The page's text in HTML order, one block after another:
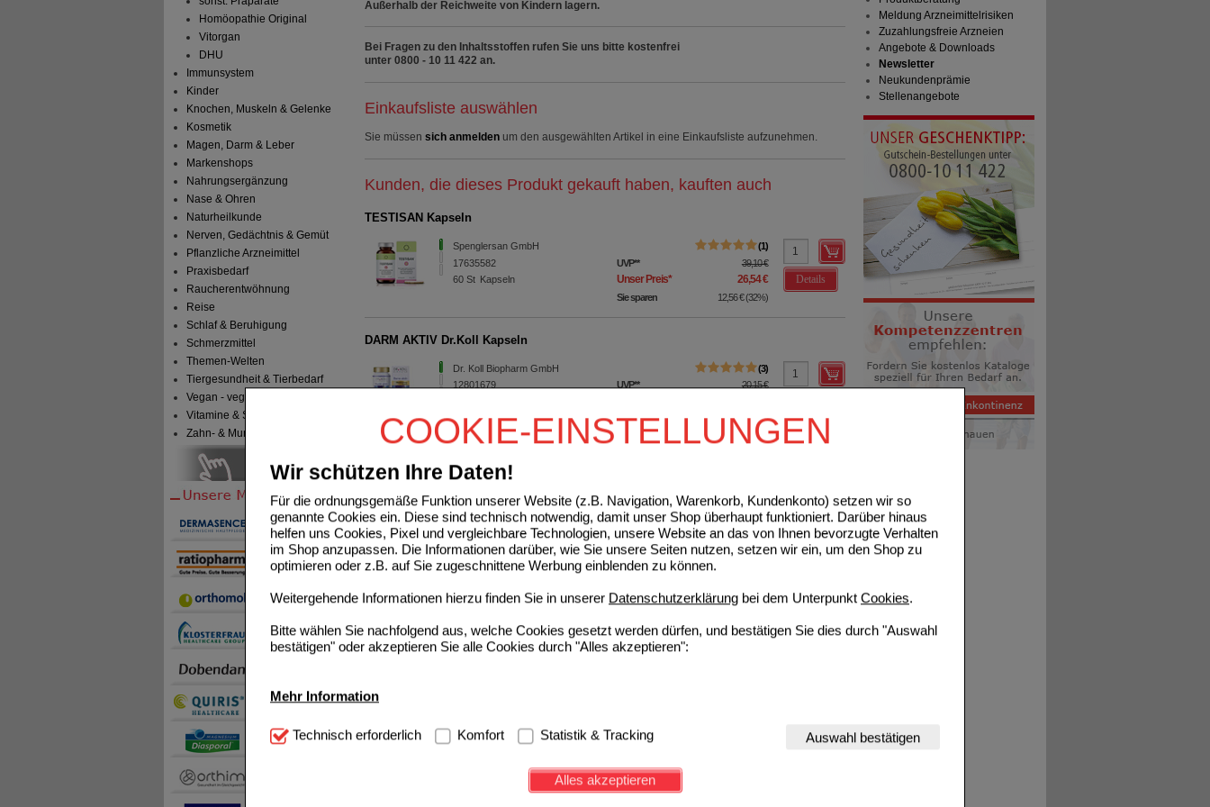
COOKIE-EINSTELLUNGEN
Wir schützen Ihre Daten!
Für die ordnungsgemäße Funktion unserer Website (z.B. Navigation, Warenkorb, Kundenkonto) setzen wir so
genannte Cookies ein. Diese sind technisch notwendig, damit unser Shop überhaupt funktioniert. Darüber hinaus
helfen uns Cookies, Pixel und vergleichbare Technologien, unsere Website an das von Ihnen bevorzugte Verhalten
im Shop anzupassen. Die Informationen darüber, wie Sie unsere Seiten nutzen, setzen wir ein, um den Shop zu
optimieren oder z.B. auf Sie zugeschnittene Werbung einblenden zu können.
Weitergehende Informationen hierzu finden Sie in unserer Datenschutzerklärung bei dem Unterpunkt Cookies.
Bitte wählen Sie nachfolgend aus, welche Cookies gesetzt werden dürfen, und bestätigen Sie dies durch "Auswahl
bestätigen" oder akzeptieren Sie alle Cookies durch "Alles akzeptieren":
Mehr Information
Technisch Notwendig: Hierbei handelt es sich um Cookies, die für die Grundfunktionen unserer Website
notwendig sind (z.B. Navigation, Warenkorb, Kundenkonto), weshalb auf diese nicht verzichtet werden kann.
Diese Cookies werden genutzt um das Einkaufserlebnis noch ansprechender zu gestalten,
beispielsweise für die Wiedererkennung des Besuchers oder unsere Seite an bevorzugte Verhaltensweisen (z.B.
Technisch erforderlich Komfort Statistik & Tracking Auswahl bestätigen
Alles akzeptieren
Homöopathie Original
Vitorgan
DHU
Immunsystem
Kinder
Knochen, Muskeln & Gelenke
Kosmetik
Magen, Darm & Leber
Markenshops
Nahrungsergänzung
Nase & Ohren
Naturheilkunde
Nerven, Gedächtnis & Gemüt
Pflanzliche Arzneimittel
Praxisbedarf
Raucherentwöhnung
Reise
Schlaf & Beruhigung
Schmerzmittel
Themen-Welten
Tiergesundheit & Tierbedarf
Vegan - vegetarisch
Vitamine & Sport
Zahn- & Mundpflege
Außerhalb der Reichweite von Kindern lagern.
Bei Fragen zu den Inhaltsstoffen rufen Sie uns bitte kostenfrei
unter 0800 - 10 11 422 an.
Einkaufsliste auswählen
Sie müssen sich anmelden um den ausgewählten Artikel in eine Einkaufsliste aufzunehmen.
Kunden, die dieses Produkt gekauft haben, kauften auch
TESTISAN Kapseln
Spenglersan GmbH
17635582
60St Kapseln
1
UVP** 39,10 €
Unser Preis* 26,54 €
Sie sparen 12,56 €(32%)
Details
DARM AKTIV Dr.Koll Kapseln
Dr. Koll Biopharm GmbH
12801679
3
UVP** 20,15 €
Sie sparen 4,80 € (24%)
TRAUMEEL S Creme
01292358
100g Creme
AVP*** 19,97 €
Unser Preis * 13,05 €
Sie sparen 6,92 €( 35%)
Grundpreis
130,50 €
Details
Meldung Arzneimittelrisiken
Zuzahlungsfreie Arzneien
Angebote & Downloads
Newsletter
Neukundenprämie
Stellenangebote